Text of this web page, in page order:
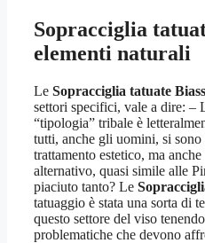
Sopracciglia
elementi naturali
Le Sopracciglia tatuate
settori specifici, vale a dire: –
“tipologia” tribale è
tutti, anche gli uomini, si
trattamento estetico, ma
alternativo, quasi simile alle
piaciuto tanto? Le
tatuaggio è stata una sorta di
questo settore del viso
problematiche che devono